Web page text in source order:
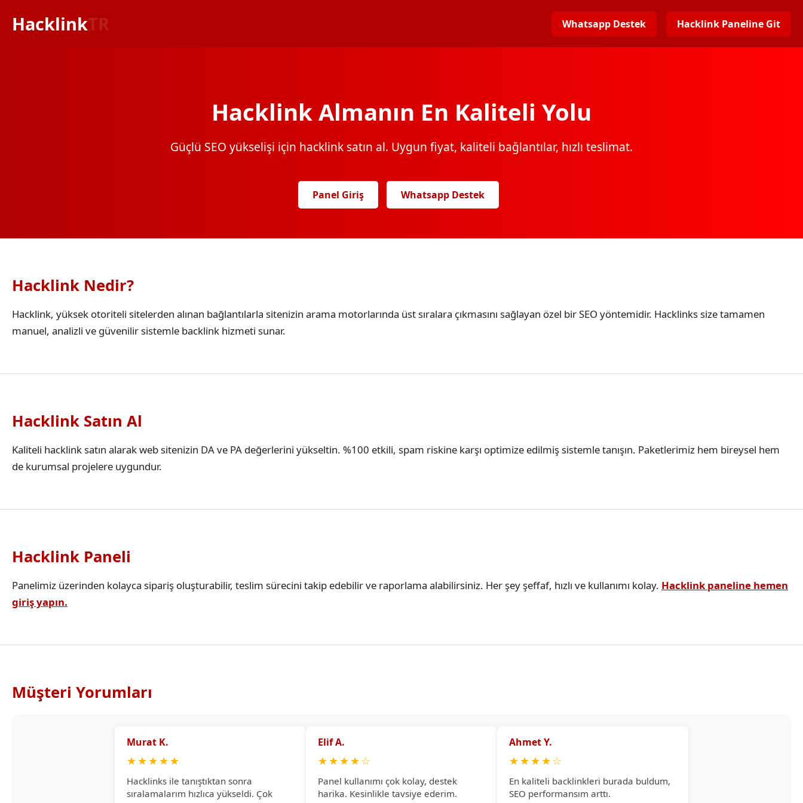
HacklinkTR Whatsapp Destek Hacklink Paneline Git
Hacklink Almanın En Kaliteli Yolu
Güçlü SEO yükselişi için hacklink satın al. Uygun fiyat, kaliteli bağlantılar, hızlı teslimat.
Panel Giriş Whatsapp Destek
Hacklink Nedir?
Hacklink, yüksek otoriteli sitelerden alınan bağlantılarla sitenizin arama motorlarında üst sıralara çıkmasını sağlayan özel bir SEO yöntemidir. Hacklinks size tamamen
manuel, analizli ve güvenilir sistemle backlink hizmeti sunar.
Hacklink Satın Al
Kaliteli hacklink satın alarak web sitenizin DA ve PA değerlerini yükseltin. %100 etkili, spam riskine karşı optimize edilmiş sistemle tanışın. Paketlerimiz hem bireysel hem
de kurumsal projelere uygundur.
Hacklink Paneli
Panelimiz üzerinden kolayca sipariş oluşturabilir, teslim sürecini takip edebilir ve raporlama alabilirsiniz. Her şey şeffaf, hızlı ve kullanımı kolay. Hacklink paneline hemen
giriş yapın.
Müşteri Yorumları
Murat K.
★★★★★
Hacklinks ile tanıştıktan sonra
sıralamalarım hızlıca yükseldi. Çok
Elif A.
★★★★☆
Panel kullanımı çok kolay, destek
harika. Kesinlikle tavsiye ederim.
Ahmet Y.
★★★★☆
En kaliteli backlinkleri burada buldum,
SEO performansım arttı.